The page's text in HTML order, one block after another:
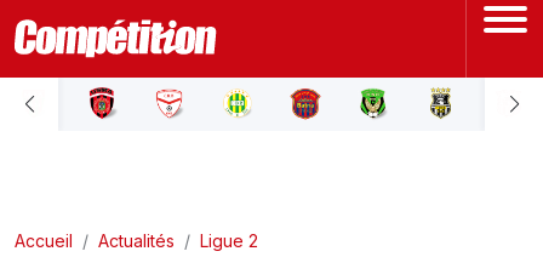
ACCUEIL
LIGUE 2
Accueil Actualités
Ligue 2